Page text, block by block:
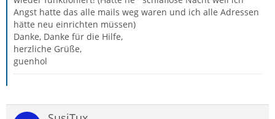
Angst hatte das alle mails weg waren und ich alle Adressen
hätte neu einrichten müssen)
Danke, Danke für die Hilfe,
herzliche Grüße,
guenhol